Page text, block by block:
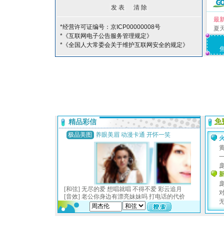
*经营许可证编号：京ICP00000008号
*《互联网电子公告服务管理规定》
*《全国人大常委会关于维护互联网安全的规定》
最
夏